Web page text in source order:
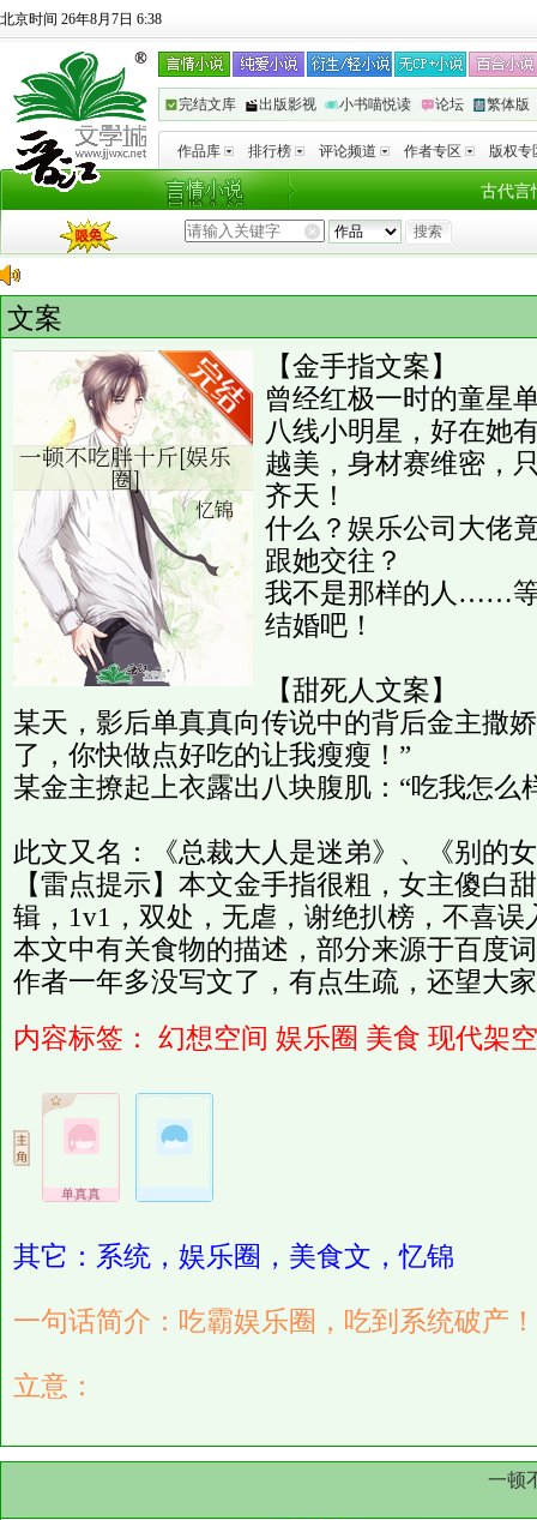
北京时间 26年8月7日 6:38
完结文库 出版影视 小书喵悦读 论坛 繁体版
作品库 排行榜 评论频道 作者专区 版权专
古代言
文案
【金手指文案】
曾经红极一时的童星
八线小明星，好在她
越美，身材赛维密，
齐天！
什么？娱乐公司大佬
跟她交往？
我不是那样的人……
结婚吧！
【甜死人文案】
某天，影后单真真向传说中的背后金主撒
了，你快做点好吃的让我瘦瘦！”
某金主撩起上衣露出八块腹肌：“吃我怎么
此文又名：《总裁大人是迷弟》、《别的
【雷点提示】本文金手指很粗，女主傻白
辑，1v1，双处，无虐，谢绝扒榜，不喜误
本文中有关食物的描述，部分来源于百度
作者一年多没写文了，有点生疏，还望大
内容标签：
幻想空间 娱乐圈 美食 现代架空
单真真
其它：系统，娱乐圈，美食文，忆锦
一句话简介：吃霸娱乐圈，吃到系统破产！
立意：
一顿